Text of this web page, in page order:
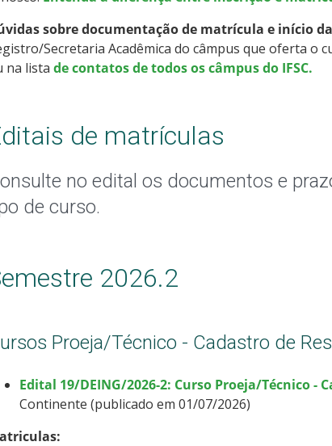
sobre documentação de matrícula e início
Secretaria Acadêmica do câmpus que oferta o
na lista de contatos de todos os câmpus do IFSC.
de matrículas
no edital os documentos e
de curso.
2026.2
Proeja/Técnico - Cadastro de
Edital 19/DEING/2026-2: Curso Proeja/Técnico -
Continente (publicado em 01/07/2026)